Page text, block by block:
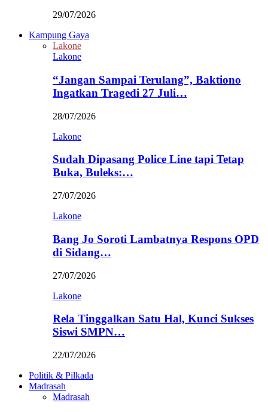
29/07/2026
Kampung Gaya
Lakone
Lakone
“Jangan Sampai Terulang”, Baktiono
Ingatkan Tragedi 27 Juli…
28/07/2026
Lakone
Sudah Dipasang Police Line tapi Tetap
Buka, Buleks:…
27/07/2026
Lakone
Bang Jo Soroti Lambatnya Respons OPD
di Sidang…
27/07/2026
Lakone
Rela Tinggalkan Satu Hal, Kunci Sukses
Siswi SMPN…
22/07/2026
Politik & Pilkada
Madrasah
Madrasah